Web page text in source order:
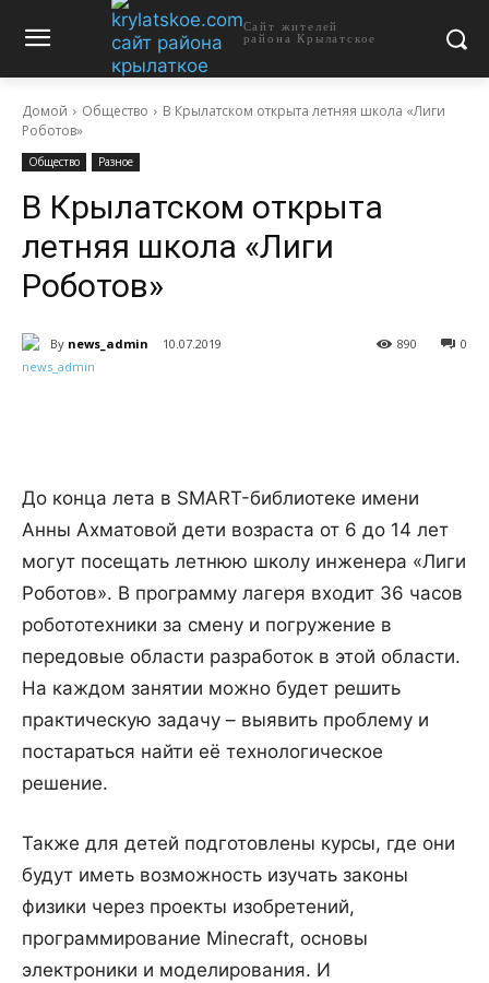
Сайт жителей
района Крылатское
Домой Общество
В Крылатском открыта летняя школа «Лиги
Роботов»
Общество Разное
В Крылатском открыта
летняя школа «Лиги
Роботов»
By news_admin 10.07.2019 0
890
До конца лета в SMART-библиотеке имени
Анны Ахматовой дети возраста от 6 до 14 лет
могут посещать летнюю школу инженера «Лиги
Роботов». В программу лагеря входит 36 часов
робототехники за смену и погружение в
передовые области разработок в этой области.
На каждом занятии можно будет решить
практическую задачу – выявить проблему и
постараться найти её технологическое
решение.
Также для детей подготовлены курсы, где они
будут иметь возможность изучать законы
физики через проекты изобретений,
программирование Minecraft, основы
электроники и моделирования. И